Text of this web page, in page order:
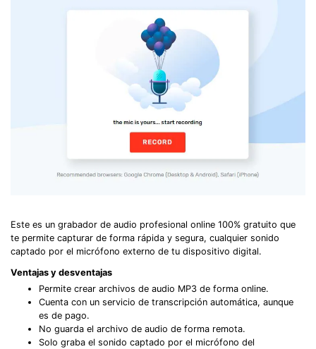
Este es un grabador de audio profesional online 100% gratuito que
te permite capturar de forma rápida y segura, cualquier sonido
captado por el micrófono externo de tu dispositivo digital.
Ventajas y desventajas
Permite crear archivos de audio MP3 de forma online.
Cuenta con un servicio de transcripción automática, aunque
es de pago.
No guarda el archivo de audio de forma remota.
Solo graba el sonido captado por el micrófono del